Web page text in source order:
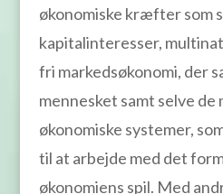
økonomiske kræfter som
kapitalinteresser,
fri markedsøkonomi, der
mennesket samt selve de
økonomiske systemer,
til at arbejde med det
økonomiens spil. Med